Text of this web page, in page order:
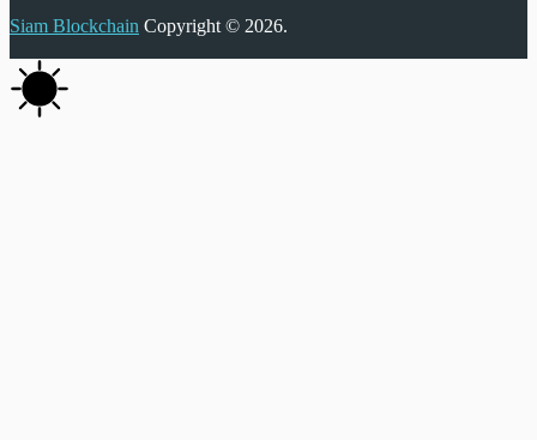
Siam Blockchain Copyright © 2026.